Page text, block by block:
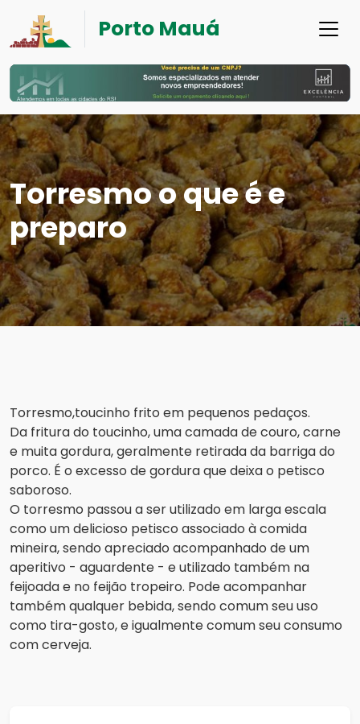
Porto Mauá
Torresmo o que é e
preparo
Torresmo,toucinho frito em pequenos pedaços.
Da fritura do toucinho, uma camada de couro, carne
e muita gordura, geralmente retirada da barriga do
porco. É o excesso de gordura que deixa o petisco
saboroso.
O torresmo passou a ser utilizado em larga escala
como um delicioso petisco associado à comida
mineira, sendo apreciado acompanhado de um
aperitivo - aguardente - e utilizado também na
feijoada e no feijão tropeiro. Pode acompanhar
também qualquer bebida, sendo comum seu uso
como tira-gosto, e igualmente comum seu consumo
com cerveja.